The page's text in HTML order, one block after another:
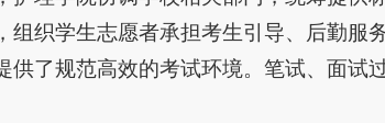
织学生志愿者承担考生引导、后勤服
了规范高效的考试环境。笔试、面试